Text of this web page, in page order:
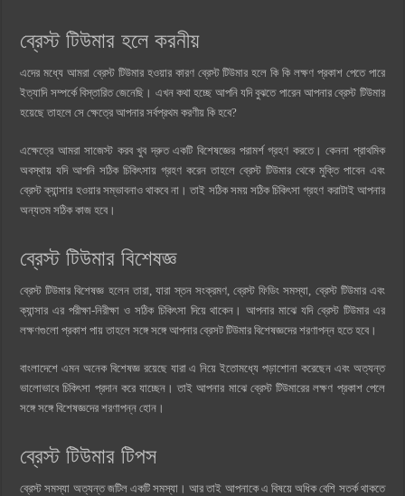
ব্রেস্ট টিউমার হলে করনীয়
এদের মধ্যে আমরা ব্রেস্ট টিউমার হওয়ার কারণ ব্রেস্ট টিউমার হলে কি কি লক্ষণ প্রকাশ পেতে পারে
ইত্যাদি সম্পর্কে বিস্তারিত জেনেছি। এখন কথা হচ্ছে আপনি যদি বুঝতে পারেন আপনার ব্রেস্ট টিউমার
হয়েছে তাহলে সে ক্ষেত্রে আপনার সর্বপ্রথম করণীয় কি হবে?
এক্ষেত্রে আমরা সাজেস্ট করব খুব দ্রুত একটি বিশেষজ্ঞের পরামর্শ গ্রহণ করতে। কেননা প্রাথমিক
অবস্থায় যদি আপনি সঠিক চিকিৎসায় গ্রহণ করেন তাহলে ব্রেস্ট টিউমার থেকে মুক্তি পাবেন এবং
ব্রেস্ট ক্যান্সার হওয়ার সম্ভাবনাও থাকবে না। তাই সঠিক সময় সঠিক চিকিৎসা গ্রহণ করাটাই আপনার
অন্যতম সঠিক কাজ হবে।
ব্রেস্ট টিউমার বিশেষজ্ঞ
ব্রেস্ট টিউমার বিশেষজ্ঞ হলেন তারা, যারা স্তন সংক্রমণ, ব্রেস্ট ফিডিং সমস্যা, ব্রেস্ট টিউমার এবং
ক্যান্সার এর পরীক্ষা-নিরীক্ষা ও সঠিক চিকিৎসা দিয়ে থাকেন। আপনার মাঝে যদি ব্রেস্ট টিউমার এর
লক্ষণগুলো প্রকাশ পায় তাহলে সঙ্গে সঙ্গে আপনার ব্রেসট টিউমার বিশেষজ্ঞদের শরণাপন্ন হতে হবে।
বাংলাদেশে এমন অনেক বিশেষজ্ঞ রয়েছে যারা এ নিয়ে ইতোমধ্যে পড়াশোনা করেছেন এবং অত্যন্ত
ভালোভাবে চিকিৎসা প্রদান করে যাচ্ছেন। তাই আপনার মাঝে ব্রেস্ট টিউমারের লক্ষণ প্রকাশ পেলে
সঙ্গে সঙ্গে বিশেষজ্ঞদের শরণাপন্ন হোন।
ব্রেস্ট টিউমার টিপস
ব্রেস্ট সমস্যা অত্যন্ত জটিল একটি সমস্যা। আর তাই আপনাকে এ বিষয়ে অধিক বেশি সতর্ক থাকতে